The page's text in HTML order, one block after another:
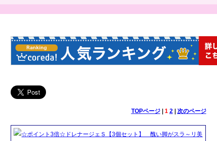
TOPページ| 1 2| 次のページ
☆ポイント3倍☆ドレナージェＳ【3個セット】 醜い脚がスラ～リ美